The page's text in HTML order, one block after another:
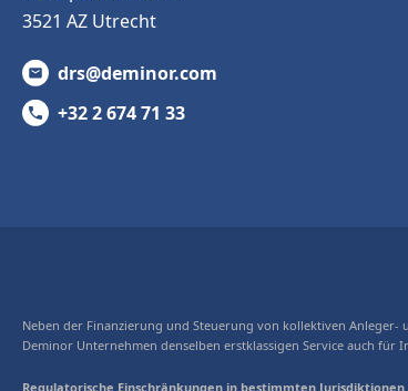
3521 AZ Utrecht
drs@deminor.com
+32 2 674 71 33
Neben der Finanzierung und Steuerung von kollektiven Anleger-
Deminor Unternehmen denselben erstklassigen Service auch für
Regulatorische Einschränkungen in bestimmten Jurisdiktionen